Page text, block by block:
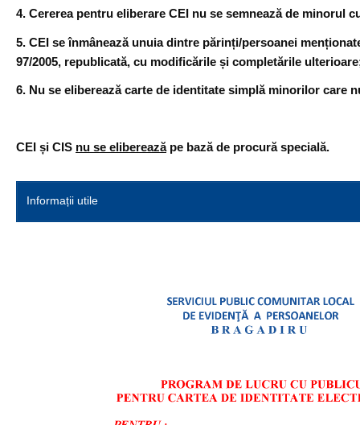
4. Cererea pentru eliberare CEI nu se semnează de minorul
5. CEI se înmânează unuia dintre părinți/persoanei
97/2005, republicată, cu modificările și completările
6. Nu se eliberează carte de identitate simplă minorilor care
CEI și CIS nu se elibereazăpe bază de procură specială.
Informații utile